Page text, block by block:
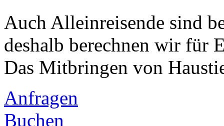
Auch Alleinreisende sind
deshalb berechnen wir für
Das Mitbringen von
Anfragen
Buchen